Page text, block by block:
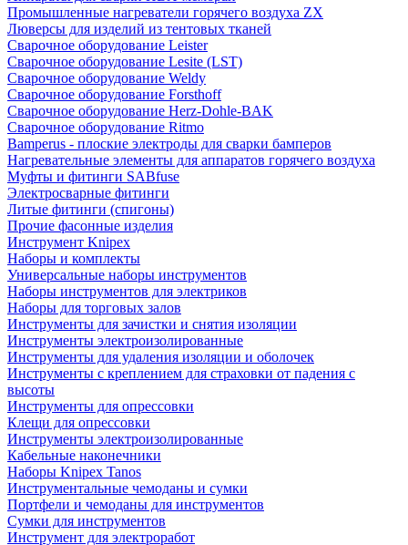
Промышленные нагреватели горячего воздуха ZX
Люверсы для изделий из тентовых тканей
Сварочное оборудование Leister
Сварочное оборудование Lesite (LST)
Сварочное оборудование Weldy
Сварочное оборудование Forsthoff
Сварочное оборудование Herz-Dohle-BAK
Сварочное оборудование Ritmo
Bamperus - плоские электроды для сварки бамперов
Нагревательные элементы для аппаратов горячего воздуха
Муфты и фитинги SABfuse
Электросварные фитинги
Литые фитинги (спигоны)
Прочие фасонные изделия
Инструмент Knipex
Наборы и комплекты
Универсальные наборы инструментов
Наборы инструментов для электриков
Наборы для торговых залов
Инструменты для зачистки и снятия изоляции
Инструменты электроизолированные
Инструменты для удаления изоляции и оболочек
Инструменты с креплением для страховки от падения с
высоты
Инструменты для опрессовки
Клещи для опрессовки
Инструменты электроизолированные
Кабельные наконечники
Наборы Knipex Tanos
Инструментальные чемоданы и сумки
Портфели и чемоданы для инструментов
Сумки для инструментов
Инструмент для электроработ